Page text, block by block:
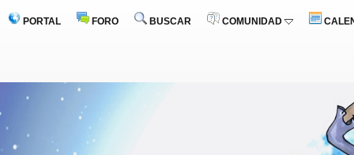
PORTAL FORO BUSCAR COMUNIDAD